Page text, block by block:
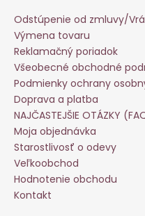
Odstúpenie od zmluvy/
Výmena tovaru
Reklamačný poriadok
Všeobecné obchodné
Podmienky ochrany
Doprava a platba
NAJČASTEJŠIE OTÁZKY
Moja objednávka
Starostlivosť o odevy
Veľkoobchod
Hodnotenie obchodu
Kontakt